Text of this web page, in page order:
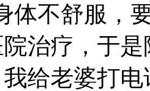
体不舒服，
治疗，于
给老婆打